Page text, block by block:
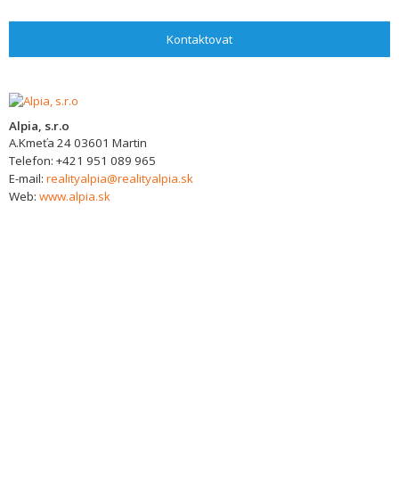
Kontaktovat
Alpia, s.r.o
A.Kmeťa 2403601 Martin
Telefon: +421 951 089 965
E-mail: realityalpia@realityalpia.sk
Web: www.alpia.sk